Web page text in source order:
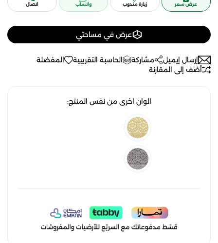
عرض سعر زيارة مندوب واتساب اتصال
عرض في مساحتي
إرسال إيميل مشاركة الحاسبة التقريبية
المفضلة
أضف إلى المقارنة
الوان اخرى من نفس المنتج: